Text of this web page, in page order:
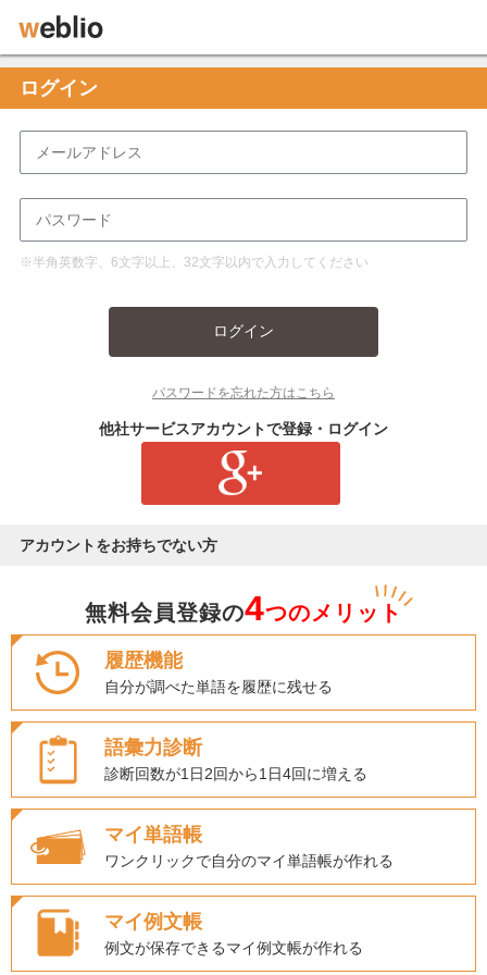
ログイン
※半角英数字、6文字以上、32文字以内で入力してください
ログイン
パスワードを忘れた方はこちら
他社サービスアカウントで登録・ログイン
アカウントをお持ちでない方
無料会員登録の4つのメリット
履歴機能
自分が調べた単語を履歴に残せる
語彙力診断
診断回数が1日2回から1日4回に増える
マイ単語帳
ワンクリックで自分のマイ単語帳が作れる
マイ例文帳
例文が保存できるマイ例文帳が作れる